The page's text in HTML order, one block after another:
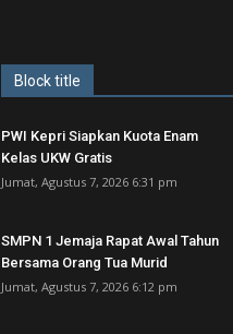
Block title
PWI Kepri Siapkan Kuota Enam
Kelas UKW Gratis
Jumat, Agustus 7, 2026 6:31 pm
SMPN 1 Jemaja Rapat Awal Tahun
Bersama Orang Tua Murid ‎
Jumat, Agustus 7, 2026 6:12 pm